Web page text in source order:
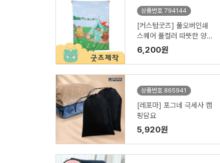
상품번호 794144
[커스텀굿즈] 풀오버인쇄
스퀘어 풀컬러 따뜻한 양털
담요 100*130 ZA258 (박
스제작가능)
6,200원
상품번호 865941
[레포마] 포그네 극세사 캠
핑담요
5,920원